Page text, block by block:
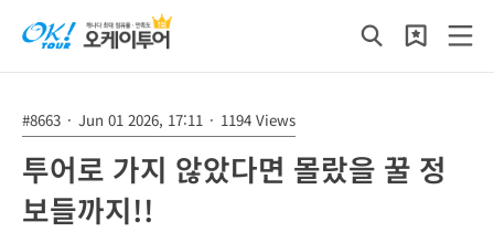
#8663 · Jun 01 2026, 17:11 · 1194 Views
투어로 가지 않았다면 몰랐을 꿀 정
보들까지!!